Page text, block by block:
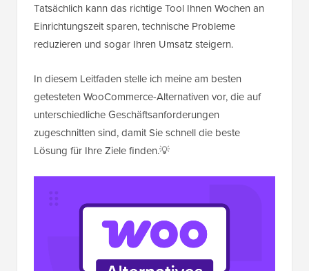
Tatsächlich kann das richtige Tool Ihnen Wochen an
Einrichtungszeit sparen, technische Probleme
reduzieren und sogar Ihren Umsatz steigern.
In diesem Leitfaden stelle ich meine am besten
getesteten WooCommerce-Alternativen vor, die auf
unterschiedliche Geschäftsanforderungen
zugeschnitten sind, damit Sie schnell die beste
Lösung für Ihre Ziele finden.💡